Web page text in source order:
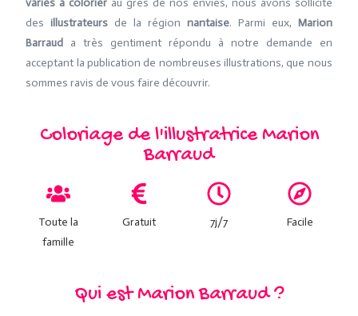
variés à colorier au grès de nos envies, nous avons sollicité
desillustrateurs de la région nantaise. Parmi eux, Marion
Barraud a très gentiment répondu à notre demande en
acceptant la publication de nombreuses illustrations, que nous
sommes ravis de vous faire découvrir.
Coloriage de l'illustratrice Marion
Barraud
Toute la
famille
Gratuit 7j/7 Facile
Qui est Marion Barraud ?